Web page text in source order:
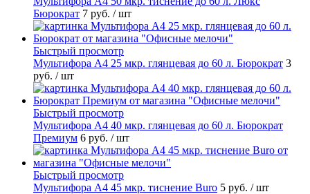
Бюрократ 7 руб. / шт
Быстрый просмотр
Мультифора А4 25 мкр. глянцевая до 60 л. Бюрократ 3
руб. / шт
Быстрый просмотр
Мультифора А4 40 мкр. глянцевая до 60 л. Бюрократ
Премиум 6 руб. / шт
Быстрый просмотр
Мультифора А4 45 мкр. тиснение Buro 5 руб. / шт